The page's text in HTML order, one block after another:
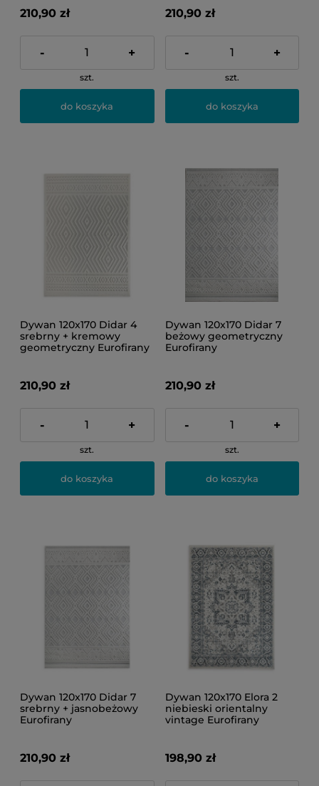
210,90 zł
- +
szt.
do koszyka
210,90 zł
- +
szt.
do koszyka
Dywan 120x170 Didar 4
srebrny + kremowy
geometryczny Eurofirany
210,90 zł
- +
szt.
do koszyka
Dywan 120x170 Didar 7
beżowy geometryczny
Eurofirany
210,90 zł
- +
szt.
do koszyka
Dywan 120x170 Didar 7
srebrny + jasnobeżowy
Eurofirany
210,90 zł
Dywan 120x170 Elora 2
niebieski orientalny
vintage Eurofirany
198,90 zł